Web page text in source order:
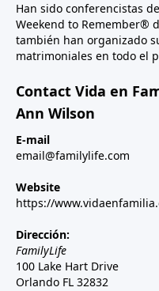
Han sido conferencistas
Weekend to Remember®
también han organizado
matrimoniales en todo el
Contact Vida en
Ann Wilson
E-mail
email@familylife.com
Website
https://
Dirección:
FamilyLife
100 Lake Hart Drive
Orlando FL 32832